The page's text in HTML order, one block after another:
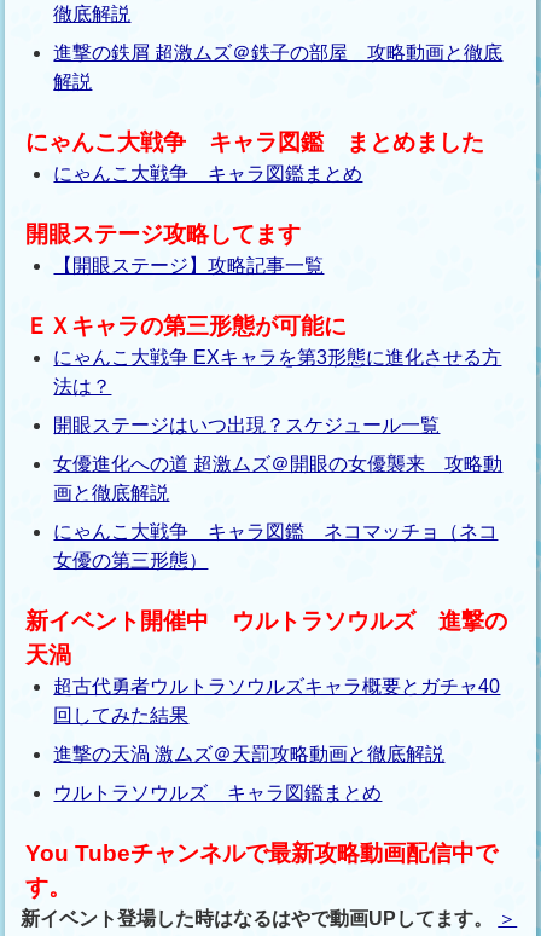
徹底解説
進撃の鉄屑 超激ムズ＠鉄子の部屋 攻略動画と徹底
解説
にゃんこ大戦争 キャラ図鑑 まとめました
にゃんこ大戦争 キャラ図鑑まとめ
開眼ステージ攻略してます
【開眼ステージ】攻略記事一覧
ＥＸキャラの第三形態が可能に
にゃんこ大戦争 EXキャラを第3形態に進化させる方
法は？
開眼ステージはいつ出現？スケジュール一覧
女優進化への道 超激ムズ＠開眼の女優襲来 攻略動
画と徹底解説
にゃんこ大戦争 キャラ図鑑 ネコマッチョ（ネコ
女優の第三形態）
新イベント開催中 ウルトラソウルズ 進撃の
天渦
超古代勇者ウルトラソウルズキャラ概要とガチャ40
回してみた結果
進撃の天渦 激ムズ＠天罰攻略動画と徹底解説
ウルトラソウルズ キャラ図鑑まとめ
You Tubeチャンネルで最新攻略動画配信中で
す。
新イベント登場した時はなるはやで動画UPしてます。
＞